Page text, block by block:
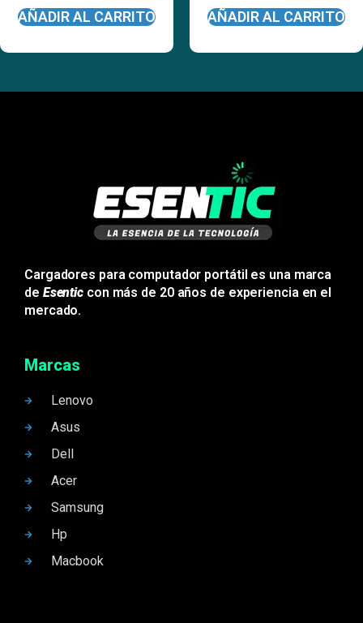
AÑADIR AL CARRITO AÑADIR AL CARRITO
Cargadores para computador portátil es una marca
de Esentic con más de 20 años de experiencia en el
mercado.
Marcas
Lenovo
Asus
Dell
Acer
Samsung
Hp
Macbook